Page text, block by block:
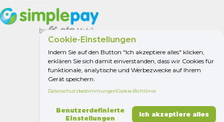
ALLES FÜR DIE
LANDWIRTSCHAFT.
Google Bewertung
4.5
Cookie-Einstellungen
Indem Sie auf den Button "Ich akzeptiere alles" klicken,
erklären Sie sich damit einverstanden, dass wir Cookies für
funktionale, analytische und Werbezwecke auf Ihrem
Gerät speichern.
DatenschutzbestimmungenCookie-Richtlinie
Benutzerdefinierte
Einstellungen
Ich akzeptiere alles